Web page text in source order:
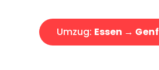
Umzug: Essen → Genf